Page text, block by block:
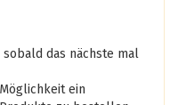
das nächste mal
ein